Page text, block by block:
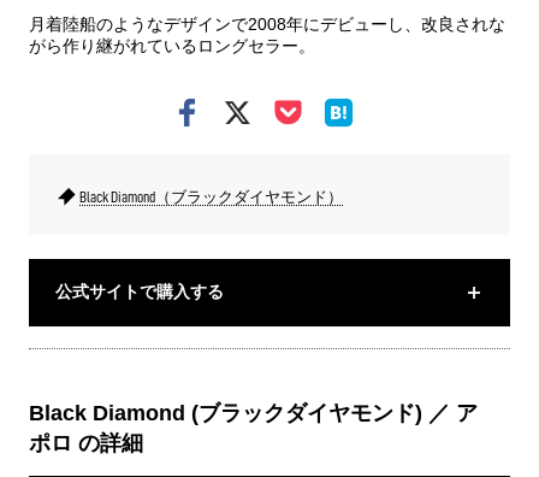
月着陸船のようなデザインで2008年にデビューし、改良されな
がら作り継がれているロングセラー。
Black Diamond（ブラックダイヤモンド）
公式サイトで購入する
Black Diamond (ブラックダイヤモンド) ／ ア
ポロ の詳細